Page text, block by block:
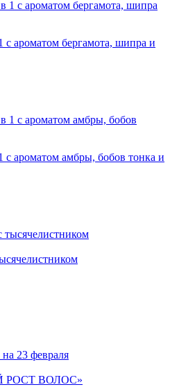
ароматом бергамота, шипра и
ароматом амбры, бобов тонка и
РОСТ ВОЛОС»